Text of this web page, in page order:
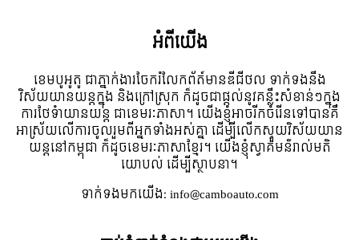
អំពី​យើង
ខេមបូអូតូ ជាភ្នាក់ងារចែករំលែកព័ត៍មានឌីជីថល ទាក់ទងនឹង
វិស័យយានយន្តក្នុង និងក្រៅស្រុក ក៏ដូចជាផ្តល់នូវគន្លឹះសំខាន់ៗក្នុង
ការថែទំាយានយន្ត ជាខេមរៈភាសា។ យើងខ្ញុំអាចរីកចំរើនទៅបានគឺ
អាស្រ័យលើការចូលរួមពីអ្នកទាំងអស់គ្នា ដើម្បីលើកស្ទួយវិស័យយាន
យន្តនៅកម្ពុជា ក៏ដូចខេមរៈភាសាខ្មែរ។ យើងខ្ញុំស្វាគមន៌រាល់មតិ
យោបល់ ដើម្បីស្ថាបនា។
ទាក់ទង​មក​យើង:info@camboauto.com